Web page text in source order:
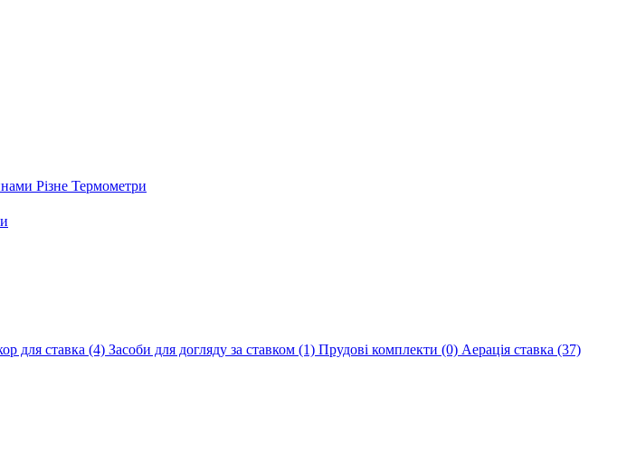
Різне Термометри
для ставка (4) Засоби для догляду за ставком (1) Прудові комплекти (0) Аерація ставка (37)